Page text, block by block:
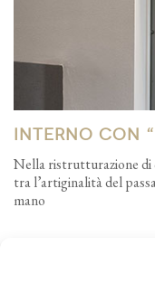
Interno con
Nella ristrutturazione di
tra l’artiginalità del
mano